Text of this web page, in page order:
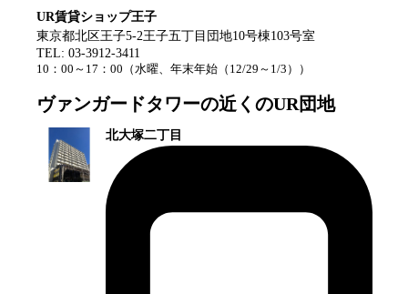
UR賃貸ショップ王子
東京都北区王子5‐2王子五丁目団地10号棟103号室
TEL: 03-3912-3411
10：00～17：00 （水曜、年末年始（12/29～1/3） ）
ヴァンガードタワーの近くのUR団地
北大塚二丁目